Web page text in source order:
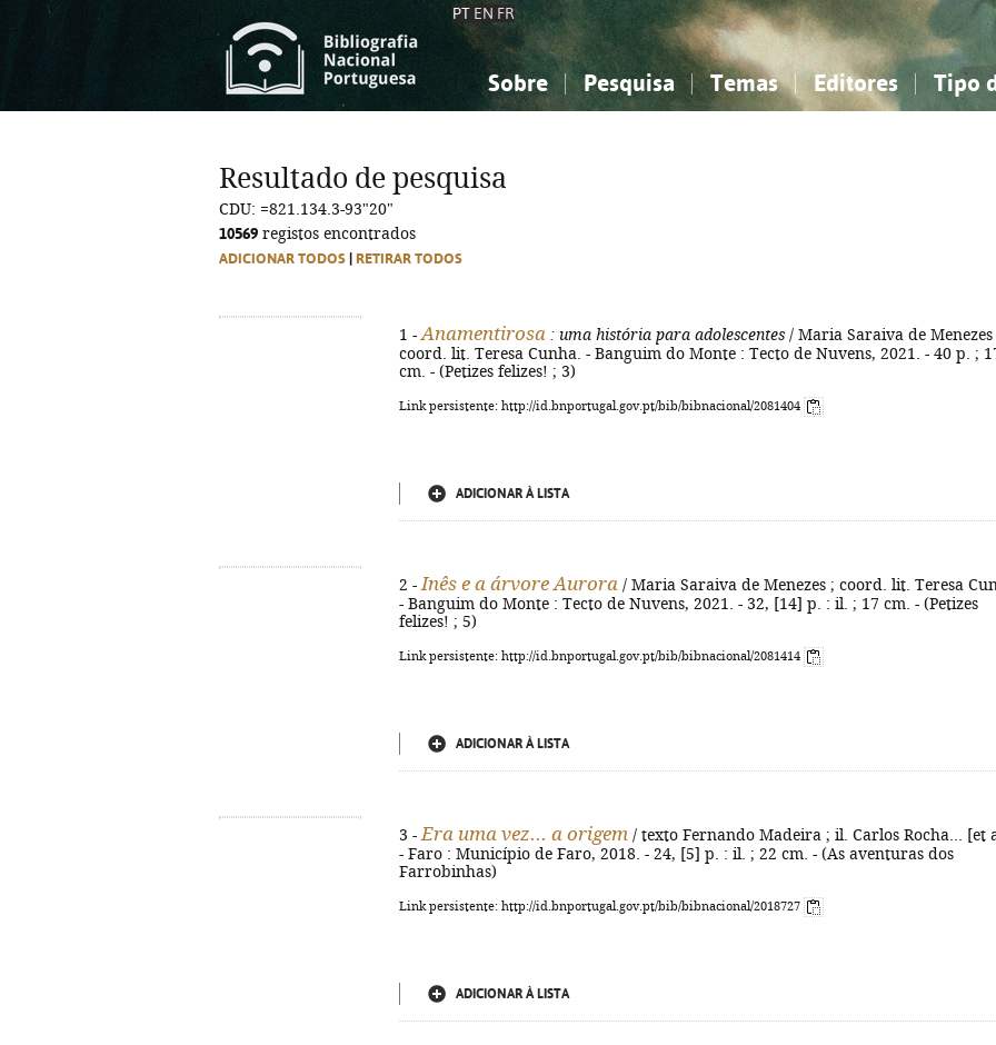
PT EN FR
Sobre Pesquisa Temas
Ciências sociais...
Editores Tipo
Ciências sociais...
Resultado de pesquisa
CDU: =821.134.3-93"20"
10569 registos encontrados
ADICIONAR TODOS RETIRAR TODOS
1 - Anamentirosa : uma história para adolescentes / Maria Saraiva de Menezes
coord. lit. Teresa Cunha. - Banguim do Monte : Tecto de Nuvens, 2021. - 40 p. ;
cm. - (Petizes felizes! ; 3)
Link persistente: http://id.bnportugal.gov.pt/bib/bibnacional/2081404
ADICIONAR À LISTA
2 - Inês e a árvore Aurora / Maria Saraiva de Menezes ; coord. lit. Teresa
- Banguim do Monte : Tecto de Nuvens, 2021. - 32, [14] p. : il. ; 17 cm. - (Petizes
felizes! ; 5)
Link persistente: http://id.bnportugal.gov.pt/bib/bibnacional/2081414
ADICIONAR À LISTA
3 - Era uma vez... a origem / texto Fernando Madeira ; il. Carlos Rocha... [et
- Faro : Município de Faro, 2018. - 24, [5] p. : il. ; 22 cm. - (As aventuras dos
Farrobinhas)
Link persistente: http://id.bnportugal.gov.pt/bib/bibnacional/2018727
ADICIONAR À LISTA